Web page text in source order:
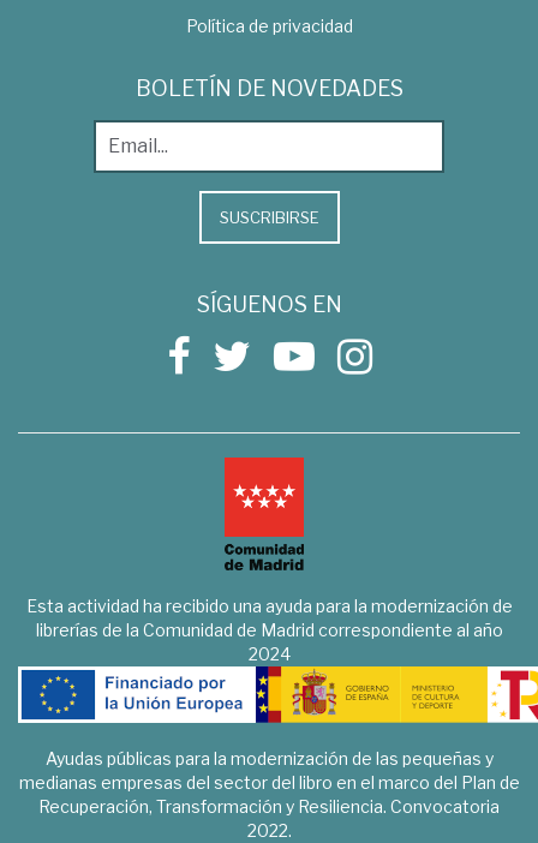
Política de privacidad
BOLETÍN DE NOVEDADES
SUSCRIBIRSE
SÍGUENOS EN
Esta actividad ha recibido una ayuda para la modernización de
librerías de la Comunidad de Madrid correspondiente al año
2024
Ayudas públicas para la modernización de las pequeñas y
medianas empresas del sector del libro en el marco del Plan de
Recuperación, Transformación y Resiliencia. Convocatoria
2022.